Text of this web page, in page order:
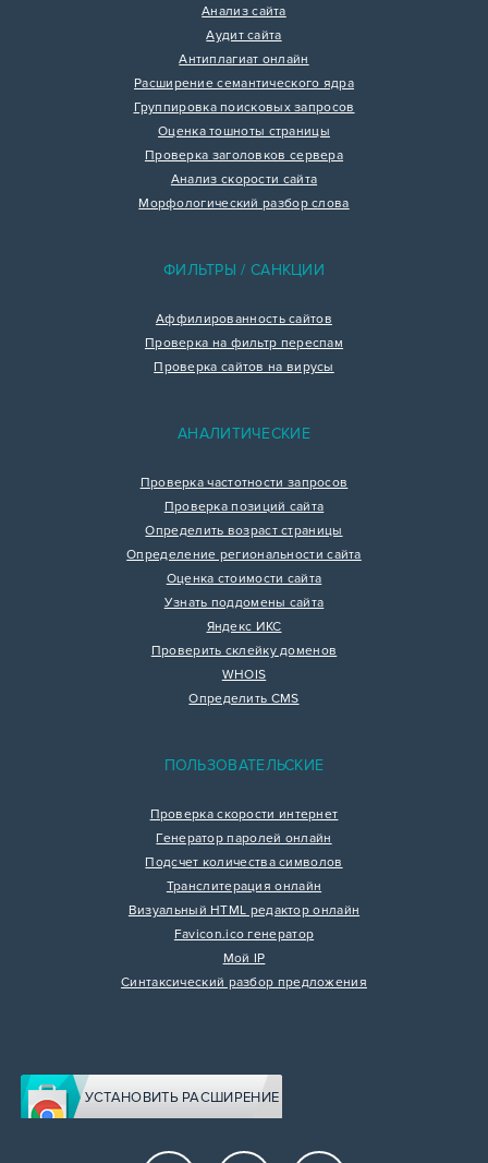
Анализ сайта
Аудит сайта
Антиплагиат онлайн
Расширение семантического ядра
Группировка поисковых запросов
Оценка тошноты страницы
Проверка заголовков сервера
Анализ скорости сайта
Морфологический разбор слова
ФИЛЬТРЫ / САНКЦИИ
Аффилированность сайтов
Проверка на фильтр переспам
Проверка сайтов на вирусы
АНАЛИТИЧЕСКИЕ
Проверка частотности запросов
Проверка позиций сайта
Определить возраст страницы
Определение региональности сайта
Оценка стоимости сайта
Узнать поддомены сайта
Яндекс ИКС
Проверить склейку доменов
WHOIS
Определить CMS
ПОЛЬЗОВАТЕЛЬСКИЕ
Проверка скорости интернет
Генератор паролей онлайн
Подсчет количества символов
Транслитерация онлайн
Визуальный HTML редактор онлайн
Favicon.ico генератор
Мой IP
Синтаксический разбор предложения
УСТАНОВИТЬ РАСШИРЕНИЕ